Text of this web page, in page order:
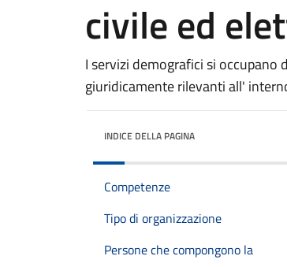
civile ed
I servizi demografici si
giuridicamente rilevanti all'
INDICE DELLA PAGINA
Competenze
Tipo di organizzazione
Persone che compongono la